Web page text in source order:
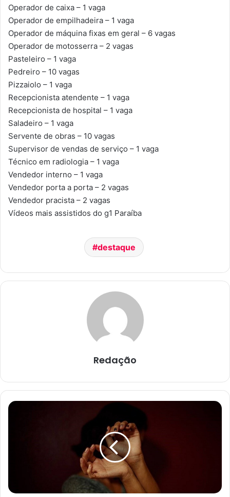
Operador de caixa – 1 vaga
Operador de empilhadeira – 1 vaga
Operador de máquina fixas em geral – 6 vagas
Operador de motosserra – 2 vagas
Pasteleiro – 1 vaga
Pedreiro – 10 vagas
Pizzaiolo – 1 vaga
Recepcionista atendente – 1 vaga
Recepcionista de hospital – 1 vaga
Saladeiro – 1 vaga
Servente de obras – 10 vagas
Supervisor de vendas de serviço – 1 vaga
Técnico em radiologia – 1 vaga
Vendedor interno – 1 vaga
Vendedor porta a porta – 2 vagas
Vendedor pracista – 2 vagas
Vídeos mais assistidos do g1 Paraíba
destaque
Redação
P
e